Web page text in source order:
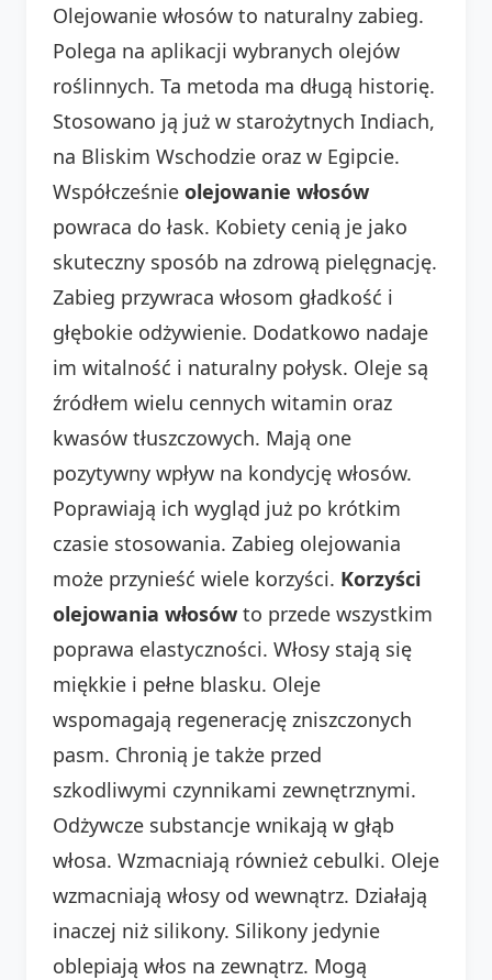
Olejowanie włosów to naturalny zabieg.
Polega na aplikacji wybranych olejów
roślinnych. Ta metoda ma długą historię.
Stosowano ją już w starożytnych Indiach,
na Bliskim Wschodzie oraz w Egipcie.
Współcześnie olejowanie włosów
powraca do łask. Kobiety cenią je jako
skuteczny sposób na zdrową pielęgnację.
Zabieg przywraca włosom gładkość i
głębokie odżywienie. Dodatkowo nadaje
im witalność i naturalny połysk. Oleje są
źródłem wielu cennych witamin oraz
kwasów tłuszczowych. Mają one
pozytywny wpływ na kondycję włosów.
Poprawiają ich wygląd już po krótkim
czasie stosowania. Zabieg olejowania
może przynieść wiele korzyści. Korzyści
olejowania włosów to przede wszystkim
poprawa elastyczności. Włosy stają się
miękkie i pełne blasku. Oleje
wspomagają regenerację zniszczonych
pasm. Chronią je także przed
szkodliwymi czynnikami zewnętrznymi.
Odżywcze substancje wnikają w głąb
włosa. Wzmacniają również cebulki. Oleje
wzmacniają włosy od wewnątrz. Działają
inaczej niż silikony. Silikony jedynie
oblepiają włos na zewnątrz. Mogą